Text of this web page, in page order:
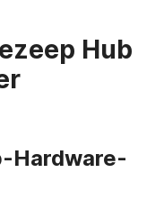
Hub
Hardware-